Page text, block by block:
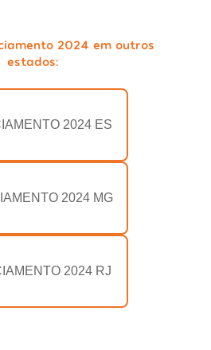
2024 em outros
estados:
2024 ES
2024 MG
2024 RJ